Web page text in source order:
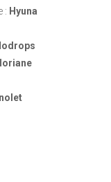
: Hyuna